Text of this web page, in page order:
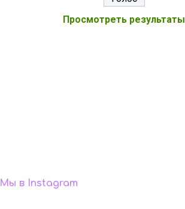
Просмотреть результаты
Мы в Instagram